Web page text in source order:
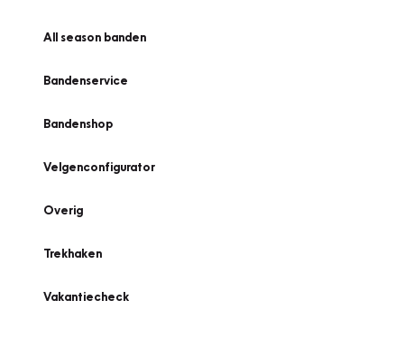
All season banden
Bandenservice
Bandenshop
Velgenconfigurator
Overig
Trekhaken
Vakantiecheck